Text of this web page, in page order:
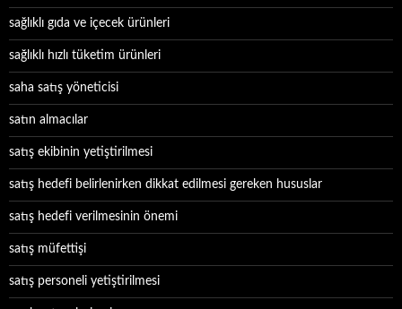
sağlıklı gıda ve içecek ürünleri
sağlıklı hızlı tüketim ürünleri
saha satış yöneticisi
satın almacılar
satış ekibinin yetiştirilmesi
satış hedefi belirlenirken dikkat edilmesi gereken hususlar
satış hedefi verilmesinin önemi
satış müfettişi
satış personeli yetiştirilmesi